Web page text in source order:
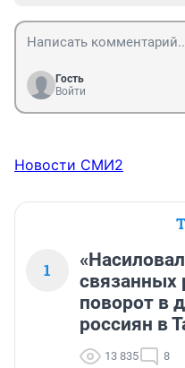
Гость
Войти
Новости СМИ2
1
связанных
поворот в
россиян в
13 835 8